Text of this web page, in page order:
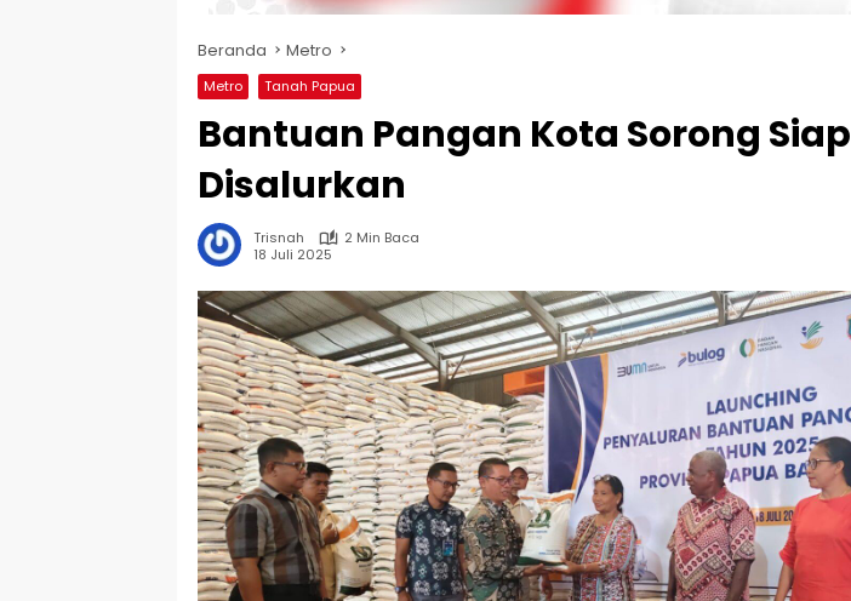
Beranda Metro
Metro Tanah Papua
Bantuan Pangan Kota Sorong Siap
Disalurkan
Trisnah
2 Min Baca
18 Juli 2025